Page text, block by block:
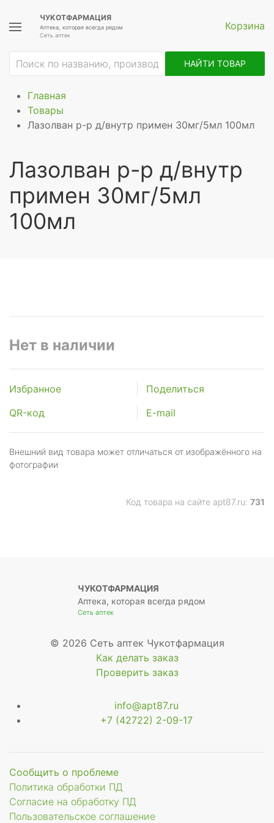
ЧУКОТФАРМАЦИЯ
Аптека, которая всегда рядом
Сеть аптек
Корзина
НАЙТИ ТОВАР
Главная
Товары
Лазолван р-р д/внутр примен 30мг/5мл 100мл
Лазолван р-р д/внутр
примен 30мг/5мл
100мл
Нет в наличии
Избранное
Поделиться
QR-код
E-mail
Внешний вид товара может отличаться от изображённого на
фотографии
Код товара на сайте apt87.ru: 731
ЧУКОТФАРМАЦИЯ
Аптека, которая всегда рядом
Сеть аптек
© 2026 Сеть аптек Чукотфармация
Как делать заказ
Проверить заказ
info@apt87.ru
+7 (42722) 2-09-17
Сообщить о проблеме
Политика обработки ПД
Согласие на обработку ПД
Пользовательское соглашение